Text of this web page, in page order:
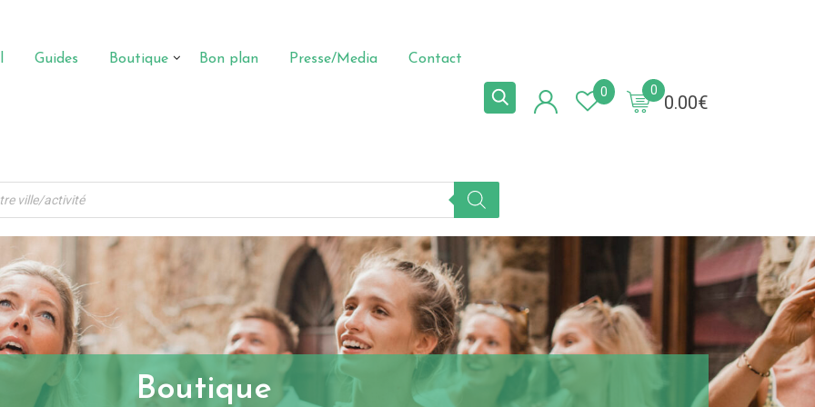
Guides Boutique Bon plan Presse/Media Contact
0.00€
0
0
Boutique